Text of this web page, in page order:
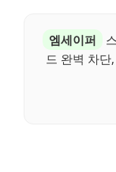
엠세이퍼
드 완벽 차단